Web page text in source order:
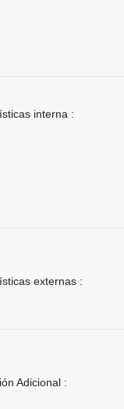
interna :
externas :
Adicional :